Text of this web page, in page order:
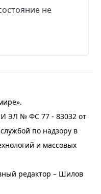
не
ЭЛ № ФС 77 - 83032 от
по надзору в
и массовых
редактор – Шилов